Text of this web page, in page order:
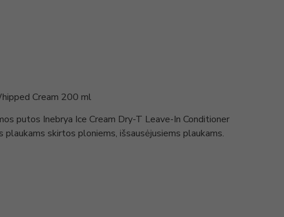
Cream 200 ml
putos Inebrya Ice Cream Dry-T Leave-In Conditioner
skirtos ploniems, išsausėjusiems plaukams.